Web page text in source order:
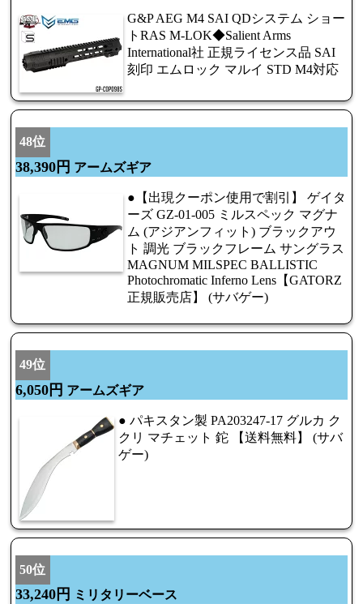
G&P AEG M4 SAI QDシステム ショー
トRAS M-LOK◆Salient Arms
International社 正規ライセンス品 SAI
刻印 エムロック マルイ STD M4対応
48位
38,390円 アームズギア
●【出現クーポン使用で割引】 ゲイタ
ーズ GZ-01-005 ミルスペック マグナ
ム (アジアンフィット) ブラックアウ
ト 調光 ブラックフレーム サングラス
MAGNUM MILSPEC BALLISTIC
Photochromatic Inferno Lens【GATORZ
正規販売店】 (サバゲー)
49位
6,050円 アームズギア
● パキスタン製 PA203247-17 グルカ ク
クリ マチェット 鉈 【送料無料】 (サバ
ゲー)
50位
33,240円 ミリタリーベース